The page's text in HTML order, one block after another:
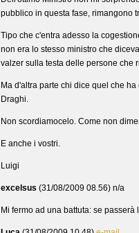
pubblico in questa fase, rimangono
Tipo che c'entra adesso la
non era lo stesso ministro che
valzer sulla testa delle persone che
Ma d'altra parte chi dice quel che
Draghi.
Non scordiamocelo. Come non
E anche i vostri.
Luigi
excelsus (31/08/2009 08.56) n/a
Mi fermo ad una battuta: se